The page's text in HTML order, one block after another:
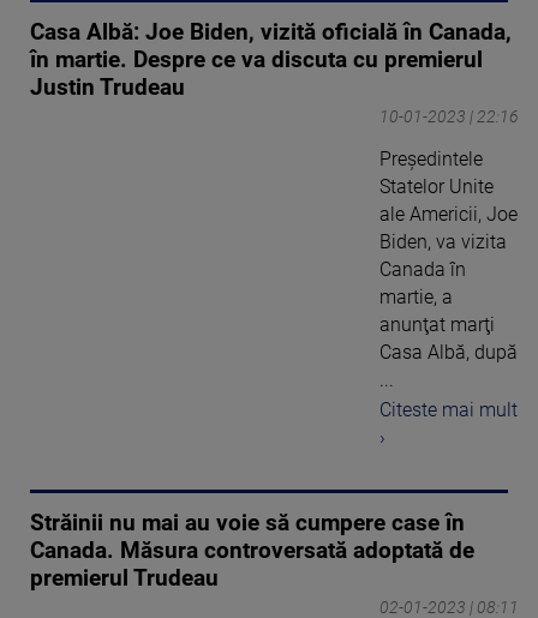
Casa Albă: Joe Biden, vizită oficială în Canada,
în martie. Despre ce va discuta cu premierul
Justin Trudeau
10-01-2023 | 22:16
Preşedintele
Statelor Unite
ale Americii, Joe
Biden, va vizita
Canada în
martie, a
anunţat marţi
Casa Albă, după
...
Citeste mai mult
›
Străinii nu mai au voie să cumpere case în
Canada. Măsura controversată adoptată de
premierul Trudeau
02-01-2023 | 08:11